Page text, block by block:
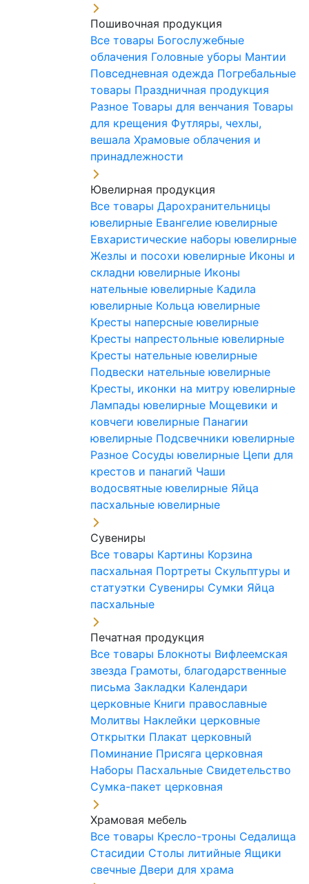
Пошивочная продукция
Все товары Богослужебные
облачения Головные уборы Мантии
Повседневная одежда Погребальные
товары Праздничная продукция
Разное Товары для венчания Товары
для крещения Футляры, чехлы,
вешала Храмовые облачения и
принадлежности
Ювелирная продукция
Все товары Дарохранительницы
ювелирные Евангелие ювелирные
Евхаристические наборы ювелирные
Жезлы и посохи ювелирные Иконы и
складни ювелирные Иконы
нательные ювелирные Кадила
ювелирные Кольца ювелирные
Кресты наперсные ювелирные
Кресты напрестольные ювелирные
Кресты нательные ювелирные
Подвески нательные ювелирные
Кресты, иконки на митру ювелирные
Лампады ювелирные Мощевики и
ковчеги ювелирные Панагии
ювелирные Подсвечники ювелирные
Разное Сосуды ювелирные Цепи для
крестов и панагий Чаши
водосвятные ювелирные Яйца
пасхальные ювелирные
Сувениры
Все товары Картины Корзина
пасхальная Портреты Скульптуры и
статуэтки Сувениры Сумки Яйца
пасхальные
Печатная продукция
Все товары Блокноты Вифлеемская
звезда Грамоты, благодарственные
письма Закладки Календари
церковные Книги православные
Молитвы Наклейки церковные
Открытки Плакат церковный
Поминание Присяга церковная
Наборы Пасхальные Свидетельство
Сумка-пакет церковная
Храмовая мебель
Все товары Кресло-троны Седалища
Стасидии Столы литийные Ящики
свечные Двери для храма